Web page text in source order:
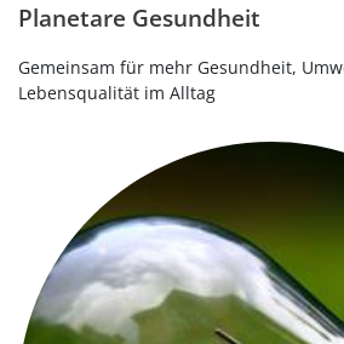
Planetare Gesundheit
Gemeinsam für mehr Gesundheit,
Lebensqualität im Alltag